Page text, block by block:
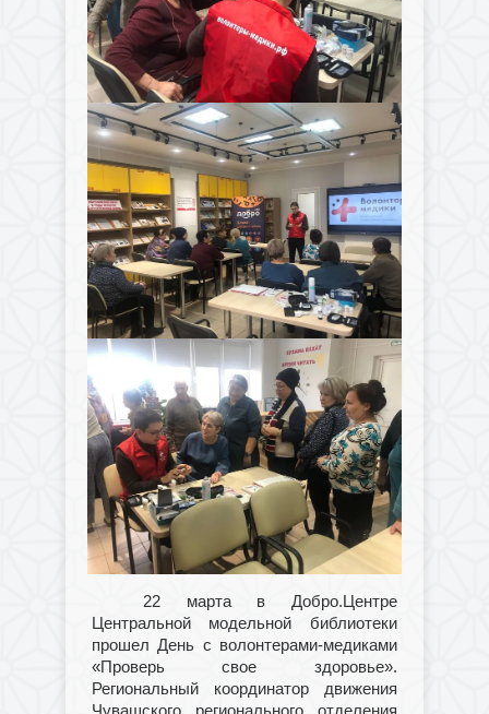
22 марта в Добро.Центре
Центральной модельной библиотеки
прошел День с волонтерами-медиками
«Проверь свое здоровье».
Региональный координатор движения